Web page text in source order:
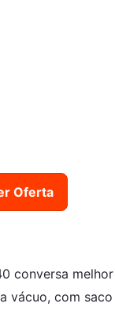
Oferta
conversa
vácuo, com